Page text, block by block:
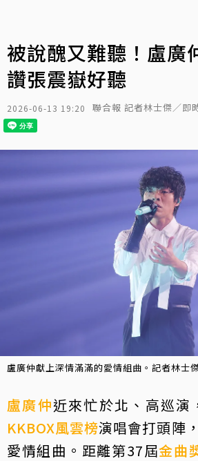
被說醜又難聽！盧廣
讚張震嶽好聽
2026-06-13 19:20 聯合報 記者林士傑／即
盧廣仲獻上深情滿滿的愛情組曲。記者林士
盧廣仲近來忙於北、高巡演
KKBOX風雲榜演唱會打頭陣
愛情組曲。距離第37屆金曲